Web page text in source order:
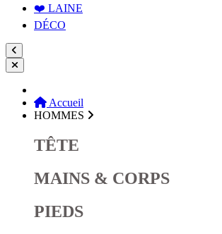
❤️ LAINE
DÉCO
Accueil
HOMMES
TÊTE
MAINS & CORPS
PIEDS